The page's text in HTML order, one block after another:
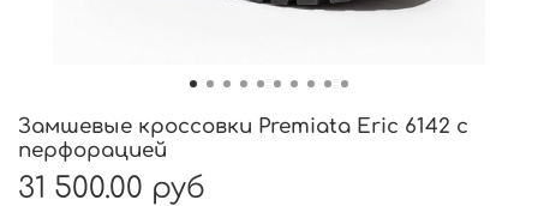
Замшевые кроссовки Premiata Eric 6142 с
перфорацией
31 500.00 руб